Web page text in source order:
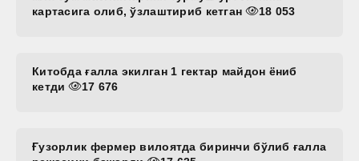
картасига олиб, ўзлаштириб кетган
18 053
Китобда ғалла экилган 1 гектар майдон ёниб
кетди
17 676
Ғузорлик фермер вилоятда биринчи бўлиб ғалла